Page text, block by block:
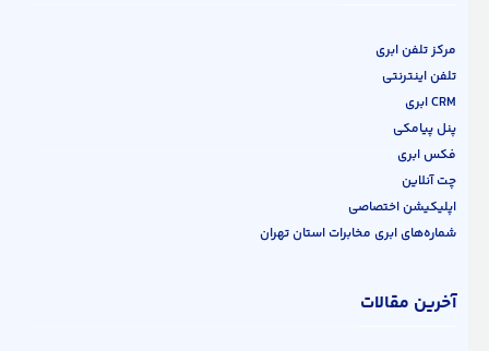
مرکز تلفن ابری
تلفن اینترنتی
CRM ابری
پنل پیامکی
فکس ابری
چت آنلاین
اپلیکیشن اختصاصی
شماره‌های ابری مخابرات استان تهران
آخرین مقالات